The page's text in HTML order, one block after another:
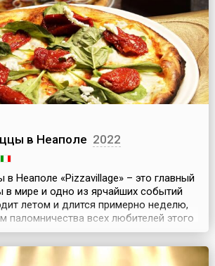
в середине июня – в четверг и
выходны...
в Неаполе 2022
Неаполе «Pizzavillage» – это главный
в мире и одно из ярчайших событий
летом и длится примерно неделю,
паломничества всех любителей этого
блюда. Традиционно на это
гости из многих стран мира. На
Неаполь наполняется